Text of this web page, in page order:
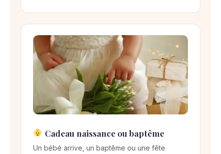
Cadeau naissance ou baptême
Un bébé arrive, un baptême ou une fête